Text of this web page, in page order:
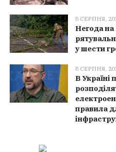
8 СЕРПНЯ,
Негода на
у шести
8 СЕРПНЯ,
В Україні
правила